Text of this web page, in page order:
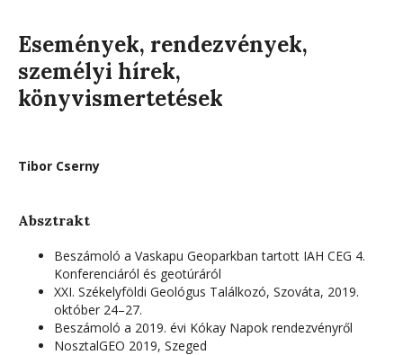
Események, rendezvények,
személyi hírek,
könyvismertetések
Tibor Cserny
Absztrakt
Beszámoló a Vaskapu Geoparkban tartott IAH CEG 4.
Konferenciáról és geotúráról
XXI. Székelyföldi Geológus Találkozó, Szováta, 2019.
október 24–27.
Beszámoló a 2019. évi Kókay Napok rendezvényről
NosztalGEO 2019, Szeged